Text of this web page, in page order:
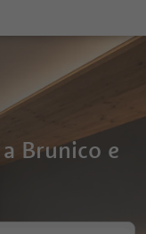
Brunico e